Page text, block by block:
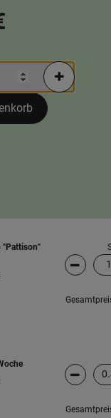
4 PortionenPortionen
"Pattison"